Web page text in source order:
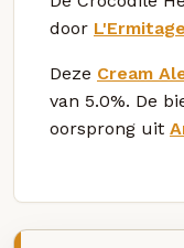
door L'Ermitage
Deze Cream
van 5.0%. De
oorsprong uit